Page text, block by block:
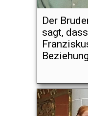
Der
sagt,